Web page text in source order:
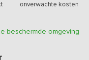
onverwachte kosten
beschermde omgeving